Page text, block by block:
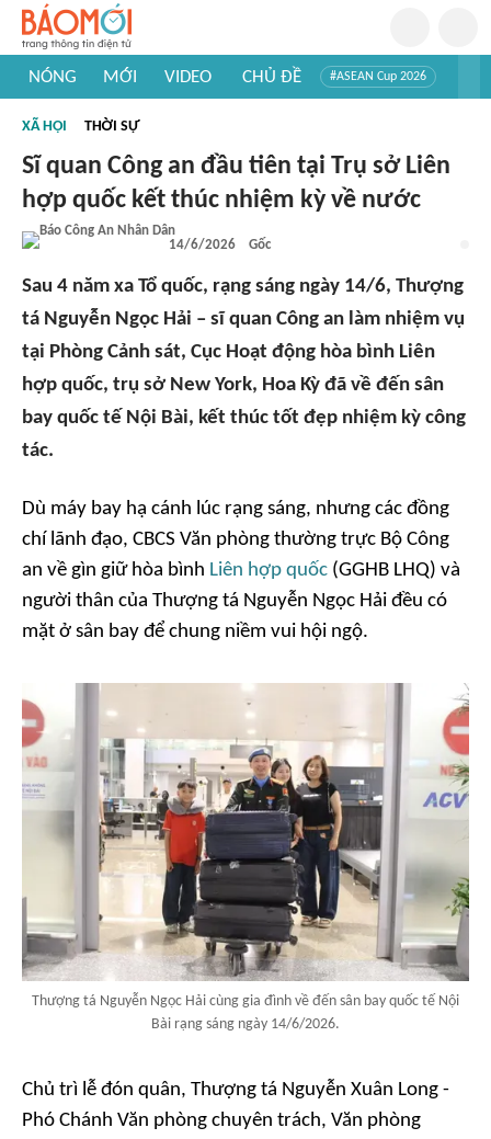
NÓNG MỚI VIDEO CHỦ ĐỀ #ASEAN Cup 2026
#Khám phá Việt Nam
XÃ HỘI THỜI SỰ
Sĩ quan Công an đầu tiên tại Trụ sở Liên
hợp quốc kết thúc nhiệm kỳ về nước
14/6/2026 Gốc
Sau 4 năm xa Tổ quốc, rạng sáng ngày 14/6, Thượng
tá Nguyễn Ngọc Hải – sĩ quan Công an làm nhiệm vụ
tại Phòng Cảnh sát, Cục Hoạt động hòa bình Liên
hợp quốc, trụ sở New York, Hoa Kỳ đã về đến sân
bay quốc tế Nội Bài, kết thúc tốt đẹp nhiệm kỳ công
tác.
Dù máy bay hạ cánh lúc rạng sáng, nhưng các đồng
chí lãnh đạo, CBCS Văn phòng thường trực Bộ Công
an về gìn giữ hòa bình Liên hợp quốc (GGHB LHQ) và
người thân của Thượng tá Nguyễn Ngọc Hải đều có
mặt ở sân bay để chung niềm vui hội ngộ.
Thượng tá Nguyễn Ngọc Hải cùng gia đình về đến sân bay quốc tế Nội
Bài rạng sáng ngày 14/6/2026.
Chủ trì lễ đón quân, Thượng tá Nguyễn Xuân Long -
Phó Chánh Văn phòng chuyên trách, Văn phòng